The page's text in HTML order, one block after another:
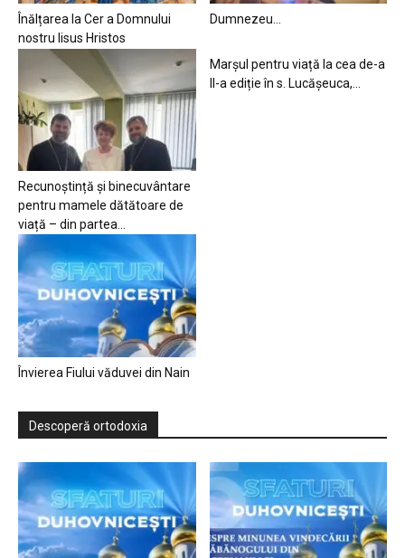
Înălțarea la Cer a Domnului
nostru Iisus Hristos
Dumnezeu…
Recunoștință și binecuvântare
pentru mamele dătătoare de
viață – din partea...
Marșul pentru viață la cea de-a
II-a ediție în s. Lucășeuca,...
Învierea Fiului văduvei din Nain
Descoperă ortodoxia